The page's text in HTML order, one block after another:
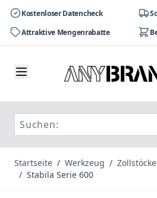
Kostenloser Datencheck
Attraktive Mengenrabatte
Startseite / Werkzeug / Zollstöcke
/ Stabila Serie 600